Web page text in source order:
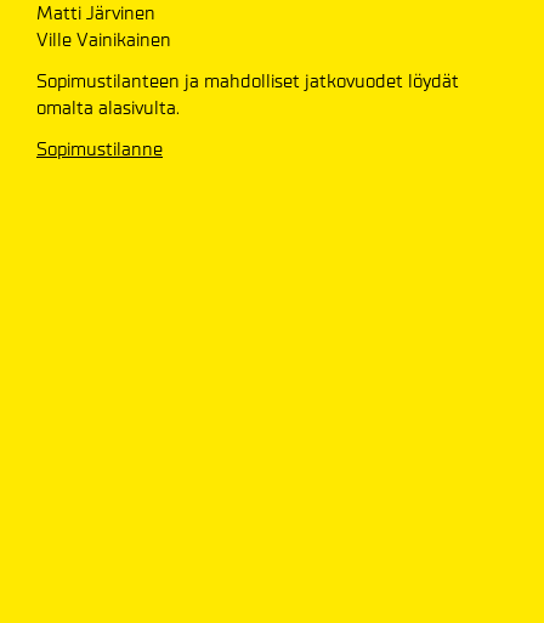
Matti Järvinen
Ville Vainikainen
Sopimustilanteen ja mahdolliset jatkovuodet löydät
omalta alasivulta.
Sopimustilanne